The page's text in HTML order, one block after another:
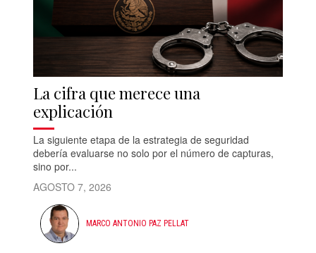
La cifra que merece una
explicación
La siguiente etapa de la estrategia de seguridad
debería evaluarse no solo por el número de capturas,
sino por...
AGOSTO 7, 2026
MARCO ANTONIO PAZ PELLAT